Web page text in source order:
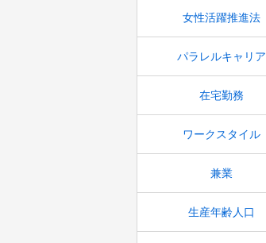
女性活躍推進法
パラレルキャリア
在宅勤務
ワークスタイル
兼業
生産年齢人口